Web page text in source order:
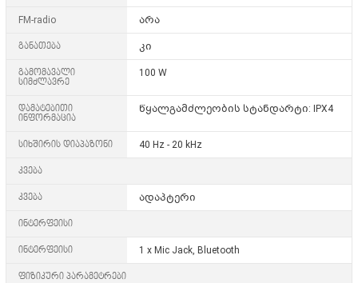
FM-radio არა
განათება კი
გამომავალი
სიმძლავრე
100 W
დამატებითი
ინფორმაცია
წყალგამძლეობის სტანდარტი: IPX4
სიხშირის დიაპაზონი 40 Hz - 20 kHz
კვება
კვება ადაპტერი
ინტერფეისი
ინტერფეისი 1 x Mic Jack, Bluetooth
ფიზიკური პარამეტრები